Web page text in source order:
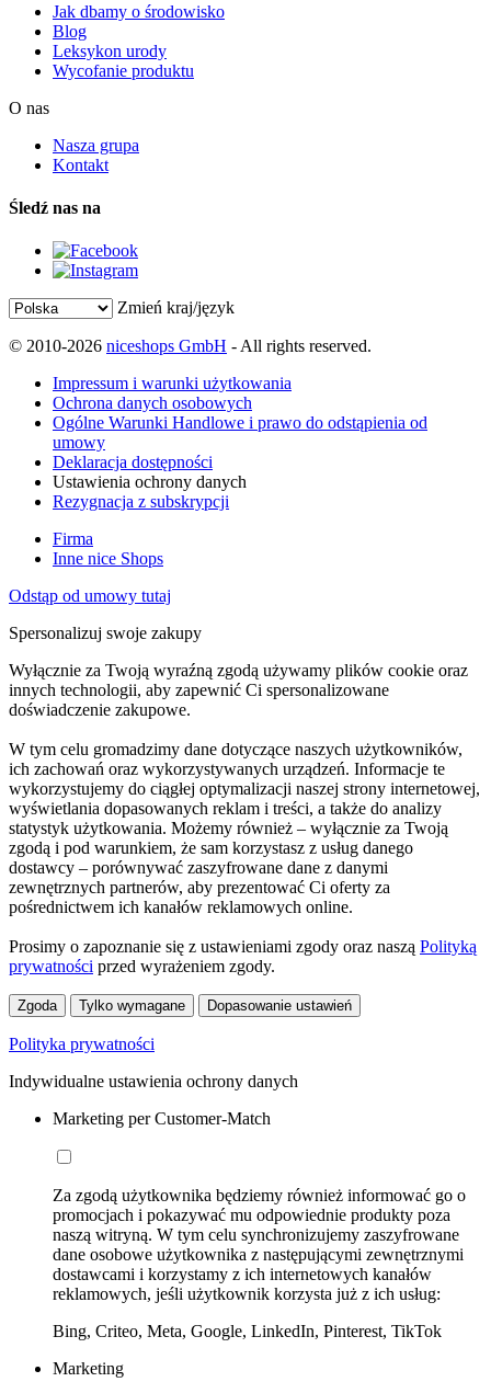
Jak dbamy o środowisko
Blog
Leksykon urody
Wycofanie produktu
O nas
Nasza grupa
Kontakt
Śledź nas na
Zmień kraj/język
© 2010-2026 niceshops GmbH - All rights reserved.
Impressum i warunki użytkowania
Ochrona danych osobowych
Ogólne Warunki Handlowe i prawo do odstąpienia od
umowy
Deklaracja dostępności
Ustawienia ochrony danych
Rezygnacja z subskrypcji
Firma
Inne nice Shops
Odstąp od umowy tutaj
Spersonalizuj swoje zakupy
Wyłącznie za Twoją wyraźną zgodą używamy plików cookie oraz
innych technologii, aby zapewnić Ci spersonalizowane
doświadczenie zakupowe.
W tym celu gromadzimy dane dotyczące naszych użytkowników,
ich zachowań oraz wykorzystywanych urządzeń. Informacje te
wykorzystujemy do ciągłej optymalizacji naszej strony internetowej,
wyświetlania dopasowanych reklam i treści, a także do analizy
statystyk użytkowania. Możemy również – wyłącznie za Twoją
zgodą i pod warunkiem, że sam korzystasz z usług danego
dostawcy – porównywać zaszyfrowane dane z danymi
zewnętrznych partnerów, aby prezentować Ci oferty za
pośrednictwem ich kanałów reklamowych online.
Prosimy o zapoznanie się z ustawieniami zgody oraz naszą Polityką
prywatności przed wyrażeniem zgody.
Zgoda Tylko wymagane Dopasowanie ustawień
Polityka prywatności
Indywidualne ustawienia ochrony danych
Marketing per Customer-Match
Za zgodą użytkownika będziemy również informować go o
promocjach i pokazywać mu odpowiednie produkty poza
naszą witryną. W tym celu synchronizujemy zaszyfrowane
dane osobowe użytkownika z następującymi zewnętrznymi
dostawcami i korzystamy z ich internetowych kanałów
reklamowych, jeśli użytkownik korzysta już z ich usług:
Bing, Criteo, Meta, Google, LinkedIn, Pinterest, TikTok
Marketing